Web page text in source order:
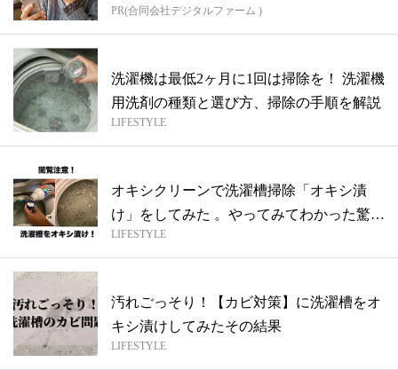
PR(合同会社デジタルファーム )
洗濯機は最低2ヶ月に1回は掃除を！ 洗濯機
用洗剤の種類と選び方、掃除の手順を解説
LIFESTYLE
オキシクリーンで洗濯槽掃除「オキシ漬
け」をしてみた 。やってみてわかった驚き
の効...
LIFESTYLE
汚れごっそり！【カビ対策】に洗濯槽をオ
キシ漬けしてみたその結果
LIFESTYLE